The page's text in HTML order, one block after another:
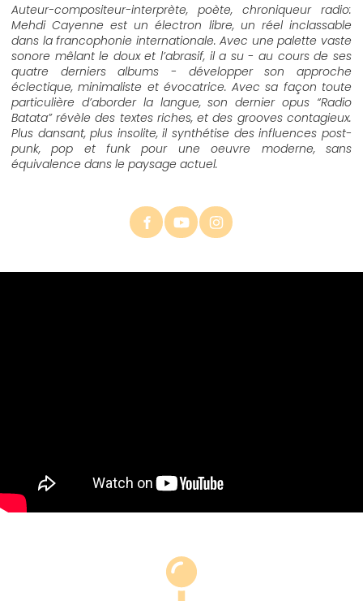
Auteur-compositeur-interprète, poète, chroniqueur radio:
Mehdi Cayenne est un électron libre, un réel inclassable
dans la francophonie internationale. Avec une palette vaste
sonore mêlant le doux et l’abrasif, il a su - au cours de ses
quatre derniers albums - développer son approche
éclectique, minimaliste et évocatrice. Avec sa façon toute
particulière d’aborder la langue, son dernier opus “Radio
Batata” révèle des textes riches, et des grooves contagieux.
Plus dansant, plus insolite, il synthétise des influences post-
punk, pop et funk pour une oeuvre moderne, sans
équivalence dans le paysage actuel.